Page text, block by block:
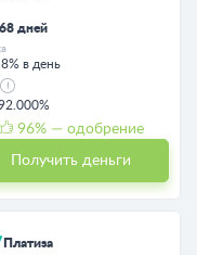
дней
в день
96% — одобрение
Получить деньги
Платиза